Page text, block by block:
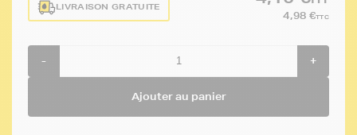
LIVRAISON GRATUITE
4,98 €TTC
- +
Ajouter au panier